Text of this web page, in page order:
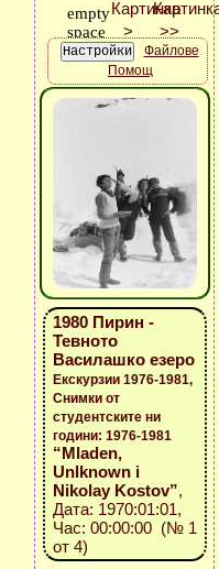
Файлове
Помощ
1980 Пирин -
Тевното
Василашко езеро
Екскурзии 1976-1981,
Снимки от
студентските ни
години: 1976-1981
“Mladen,
Unlknown i
Nikolay Kostov”,
Дата: 1970:01:01,
Час: 00:00:00 (№ 1
от 4)